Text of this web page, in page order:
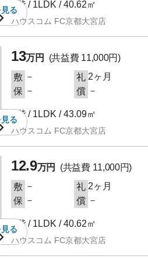
見る
7階 / 1LDK / 40.62㎡
ハウスコム FC京都大宮店
見る
13万円
(共益費 11,000円)
敷 － 礼 2ヶ月
保 － 償 －
7階 / 1LDK / 43.09㎡
ハウスコム FC京都大宮店
見る
12.9万円
(共益費 11,000円)
敷 － 礼 2ヶ月
保 － 償 －
8階 / 1LDK / 40.62㎡
ハウスコム FC京都大宮店